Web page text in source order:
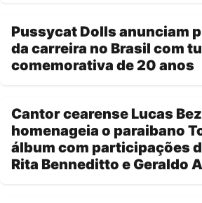
Pussycat Dolls anunciam
da carreira no Brasil com
comemorativa de 20 anos
Cantor cearense Lucas
homenageia o paraibano
álbum com participações
Rita Benneditto e Geraldo